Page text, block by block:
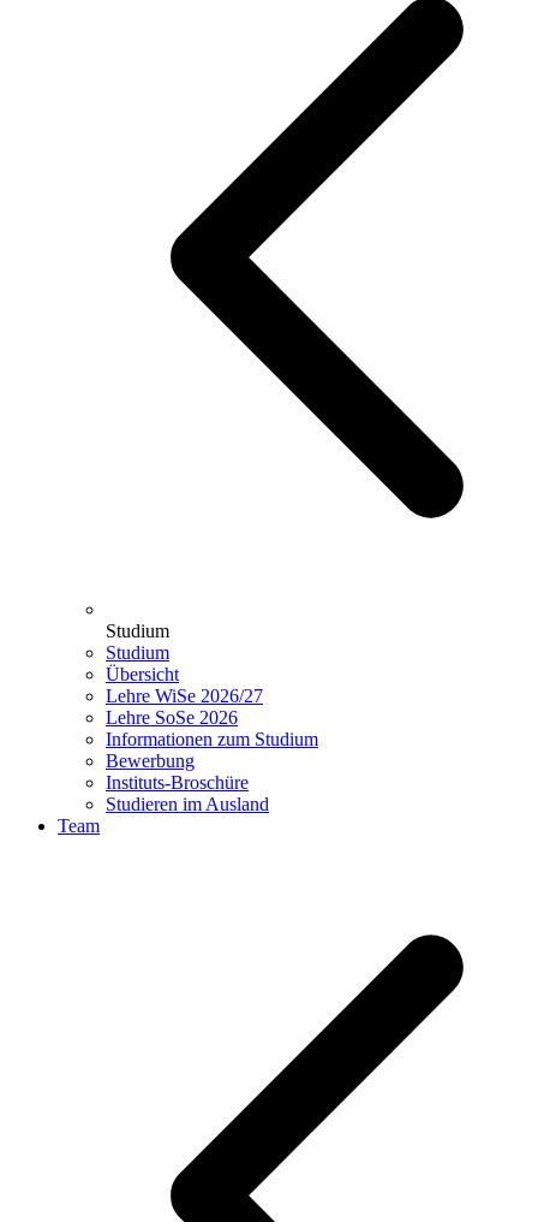
Studium
Studium
Übersicht
Lehre WiSe 2026/27
Lehre SoSe 2026
Informationen zum Studium
Bewerbung
Instituts-Broschüre
Studieren im Ausland
Team